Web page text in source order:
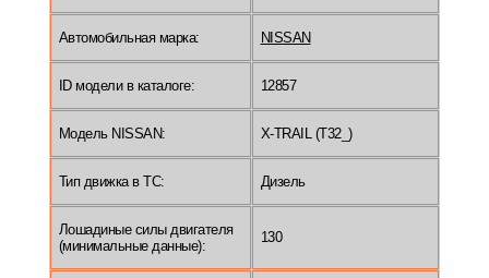
Автомобильная марка: NISSAN
ID модели в каталоге: 12857
Модель NISSAN: X-TRAIL (T32_)
Тип движка в ТС: Дизель
Лошадиные силы двигателя
(минимальные данные):
130